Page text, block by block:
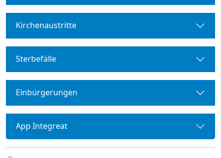
Kirchenaustritte
Sterbefälle
Einbürgerungen
App Integreat